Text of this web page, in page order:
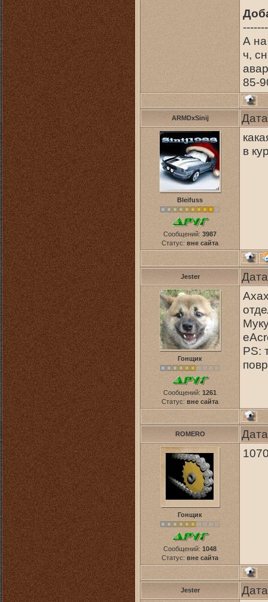
А на
ч,
85-
ARMDxSinij
Bleifuss
Сообщений: 3987
Статус: вне сайта
в
Jester
Гонщик
Сообщений: 1261
Статус: вне сайта
PS:
ROMERO
Гонщик
Сообщений: 1048
Статус: вне сайта
Jester